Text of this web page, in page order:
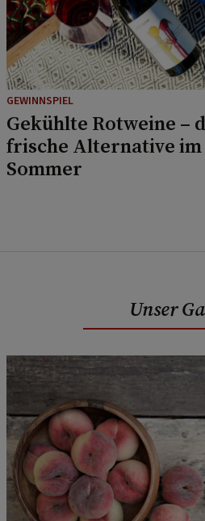
GEWINNSPIEL
Gekühlte Rotweine –
frische Alternative im
Sommer
Unser